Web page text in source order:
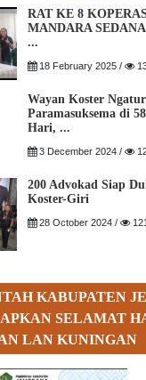
RAT KE 8
MANDARA
...
18 February 2025 /
Wayan Koster
Paramasuksema di
Hari, ...
3 December 2024 /
200 Advokad Siap
Koster-Giri
28 October 2024 /
KABUPATEN
SELAMAT
LAN KUNINGAN